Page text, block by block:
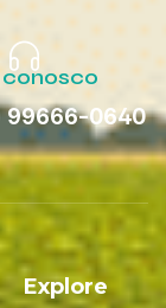
conosco
99666-0640
Explore